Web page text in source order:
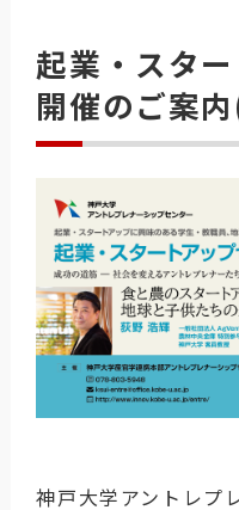
起業・スタ
開催のご案
神戸大学アントレプ